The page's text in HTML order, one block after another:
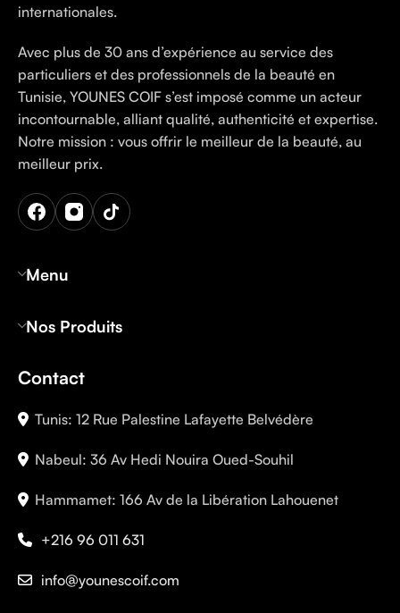
internationales.
Avec plus de 30 ans d’expérience au service des
particuliers et des professionnels de la beauté en
Tunisie, YOUNES COIF s’est imposé comme un acteur
incontournable, alliant qualité, authenticité et expertise.
Notre mission : vous offrir le meilleur de la beauté, au
meilleur prix.
Menu
Nos Produits
Contact
Tunis: 12 Rue Palestine Lafayette Belvédère
Nabeul: 36 Av Hedi Nouira Oued-Souhil
Hammamet: 166 Av de la Libération Lahouenet
+216 96 011 631
info@younescoif.com